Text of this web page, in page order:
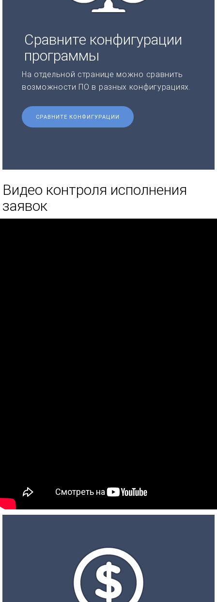
Сравните конфигурации
программы
На отдельной странице можно сравнить
возможности ПО в разных конфигурациях.
СРАВНИТЕ КОНФИГУРАЦИИ
Видео контроля исполнения
заявок